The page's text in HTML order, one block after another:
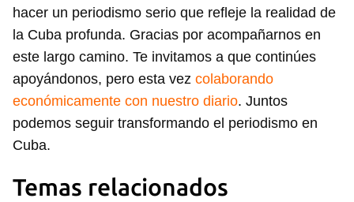
hacer un periodismo serio que refleje la realidad de
la Cuba profunda. Gracias por acompañarnos en
este largo camino. Te invitamos a que continúes
apoyándonos, pero esta vez colaborando
económicamente con nuestro diario. Juntos
podemos seguir transformando el periodismo en
Cuba.
Temas relacionados